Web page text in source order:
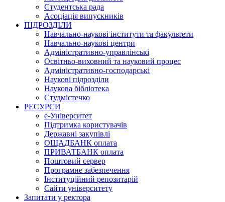
Студентська рада
Асоціація випускників
ПІДРОЗДІЛИ
Навчально-наукові інститути та факультети
Навчально-наукові центри
Адміністративно-управлінські
Освітньо-виховний та науковий процес
Адміністративно-господарські
Наукові підрозділи
Наукова бібліотека
Студмістечко
РЕСУРСИ
е-Університет
Підтримка користувачів
Державні закупівлі
ОЩАДБАНК оплата
ПРИВАТБАНК оплата
Поштовий сервер
Програмне забезпечення
Інституційний репозитарій
Сайти університету
Запитати у ректора